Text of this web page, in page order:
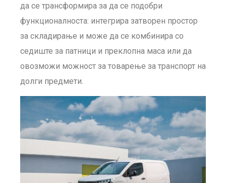
да се трансформира за да се подобри
функционалноста: интегрира затворен простор
за складирање и може да се комбинира со
седиште за патници и преклопна маса или да
овозможи можност за товарење за транспорт на
долги предмети.